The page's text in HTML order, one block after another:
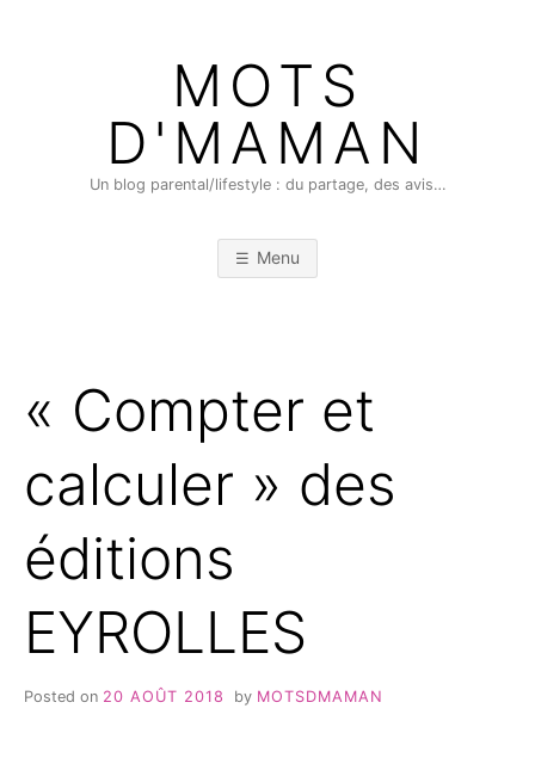
MOTS
D'MAMAN
Un blog parental/lifestyle : du partage, des avis…
Menu
« Compter et
calculer » des
éditions
EYROLLES
Posted on 20 AOÛT 2018 by MOTSDMAMAN